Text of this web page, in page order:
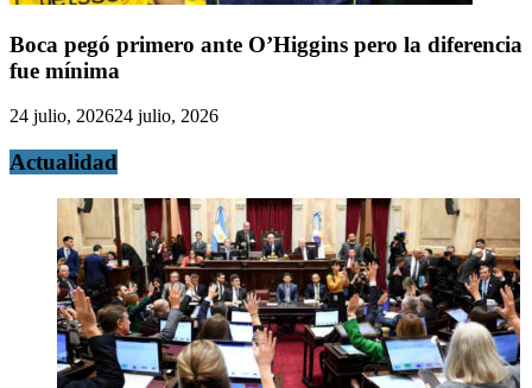
Boca pegó primero ante O’Higgins pero la diferencia
fue mínima
24 julio, 202624 julio, 2026
Actualidad